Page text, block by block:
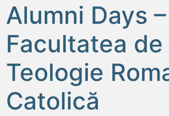
Alumni Days –
Facultatea de
Teologie
Catolică